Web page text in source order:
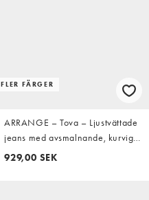
FLER FÄRGER
ARRANGE – Tova – Ljustvättade
jeans med avsmalnande, kurviga
ben och uppvikta kanter
929,00 SEK